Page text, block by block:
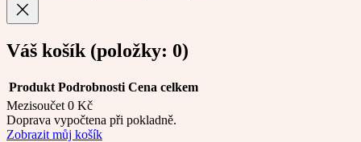
Váš košík (položky: 0)
Produkty
Produkt Podrobnosti Cena celkem
Mezisoučet 0 Kč
Doprava vypočtena při pokladně.
Zobrazit můj košík